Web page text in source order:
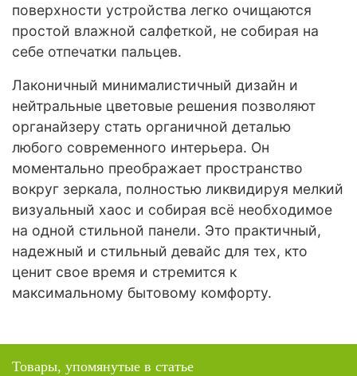
поверхности устройства легко очищаются
простой влажной салфеткой, не собирая на
себе отпечатки пальцев.
Лаконичный минималистичный дизайн и
нейтральные цветовые решения позволяют
органайзеру стать органичной деталью
любого современного интерьера. Он
моментально преображает пространство
вокруг зеркала, полностью ликвидируя мелкий
визуальный хаос и собирая всё необходимое
на одной стильной панели. Это практичный,
надежный и стильный девайс для тех, кто
ценит свое время и стремится к
максимальному бытовому комфорту.
Товары, упомянутые в статье